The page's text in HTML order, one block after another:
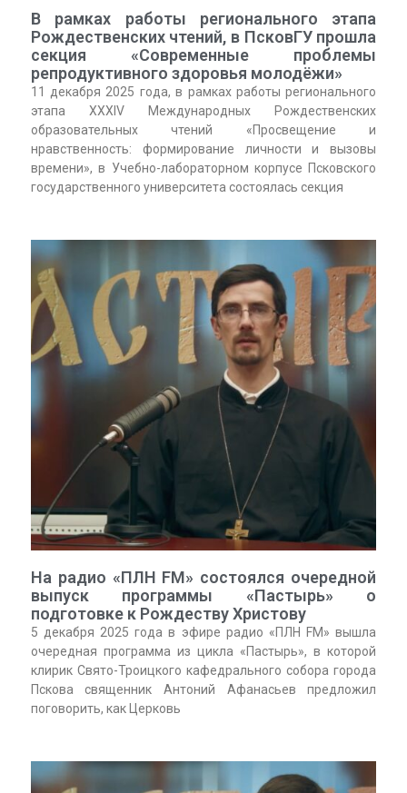
В рамках работы регионального этапа
Рождественских чтений, в ПсковГУ прошла
секция «Современные проблемы
репродуктивного здоровья молодёжи»
11 декабря 2025 года, в рамках работы регионального
этапа XXXIV Международных Рождественских
образовательных чтений «Просвещение и
нравственность: формирование личности и вызовы
времени», в Учебно-лабораторном корпусе Псковского
государственного университета состоялась секция
На радио «ПЛН FM» состоялся очередной
выпуск программы «Пастырь» о
подготовке к Рождеству Христову
5 декабря 2025 года в эфире радио «ПЛН FM» вышла
очередная программа из цикла «Пастырь», в которой
клирик Свято-Троицкого кафедрального собора города
Пскова священник Антоний Афанасьев предложил
поговорить, как Церковь